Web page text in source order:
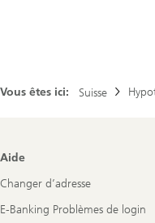
Vous êtes ici: Suisse
Footer
Aide
Changer d’adresse
E-Banking Problèmes de login